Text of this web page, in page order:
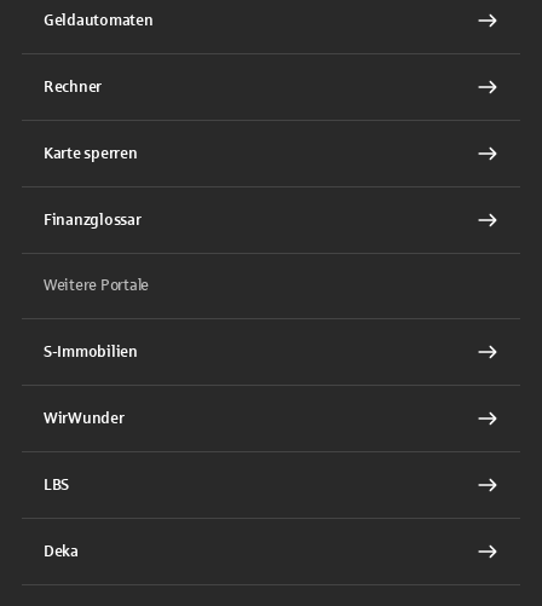
Geldautomaten
Rechner
Karte sperren
Finanzglossar
Weitere Portale
S-Immobilien
WirWunder
LBS
Deka